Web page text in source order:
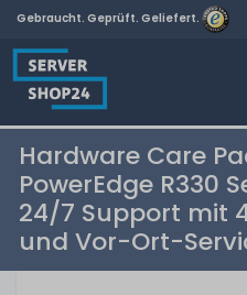
Gebraucht. Geprüft. Geliefert.
Hardware Care
PowerEdge R330
24/7 Support mit
und Vor-Ort-